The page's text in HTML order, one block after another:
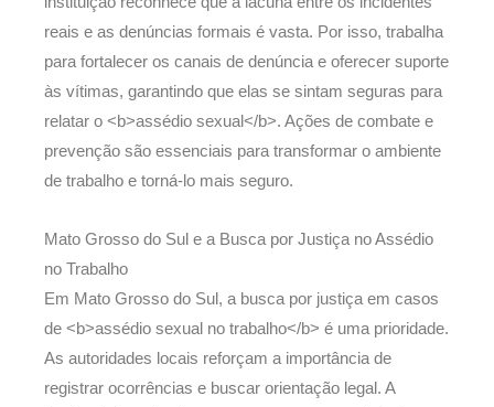
reais e as denúncias formais é vasta. Por isso, trabalha
para fortalecer os canais de denúncia e oferecer suporte
às vítimas, garantindo que elas se sintam seguras para
relatar o <b>assédio sexual</b>. Ações de combate e
prevenção são essenciais para transformar o ambiente
de trabalho e torná-lo mais seguro.
Mato Grosso do Sul e a Busca por Justiça no Assédio
no Trabalho
Em Mato Grosso do Sul, a busca por justiça em casos
de <b>assédio sexual no trabalho</b> é uma prioridade.
As autoridades locais reforçam a importância de
registrar ocorrências e buscar orientação legal. A